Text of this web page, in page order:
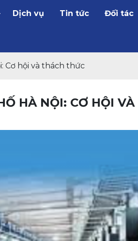
Dịch vụ Tin tức Đối tác
Cơ hội và thách thức
HÀ NỘI: CƠ HỘI VÀ